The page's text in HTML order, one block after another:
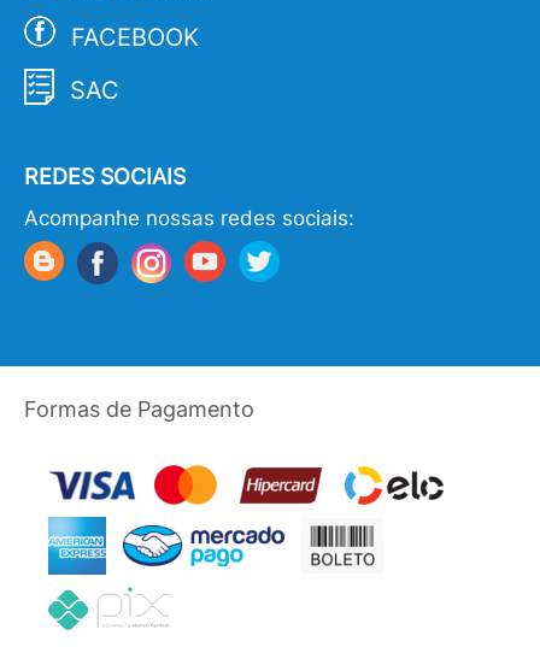
FACEBOOK
SAC
REDES SOCIAIS
Acompanhe nossas redes sociais:
Formas de Pagamento